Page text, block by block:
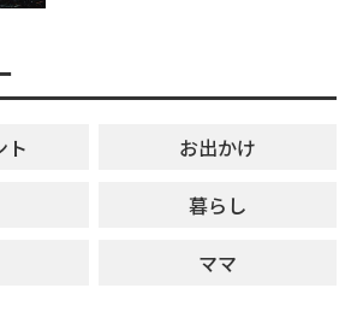
ト
お出かけ
暮らし
ママ